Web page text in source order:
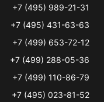
+7 (495) 989-21-31
+7 (495) 431-63-63
+7 (499) 653-72-12
+7 (499) 288-05-36
+7 (499) 110-86-79
+7 (495) 023-81-52